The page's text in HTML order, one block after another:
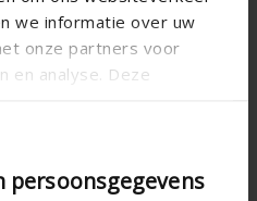
we informatie over uw
onze partners voor
en analyse. Deze
ze heeft verstrekt of
op basis van uw gebruik
persoonsgegevens
Horizontal
Aluminum
New construction/Large